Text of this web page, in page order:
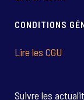
CONDITIONS
Lire les CGU
Suivre les